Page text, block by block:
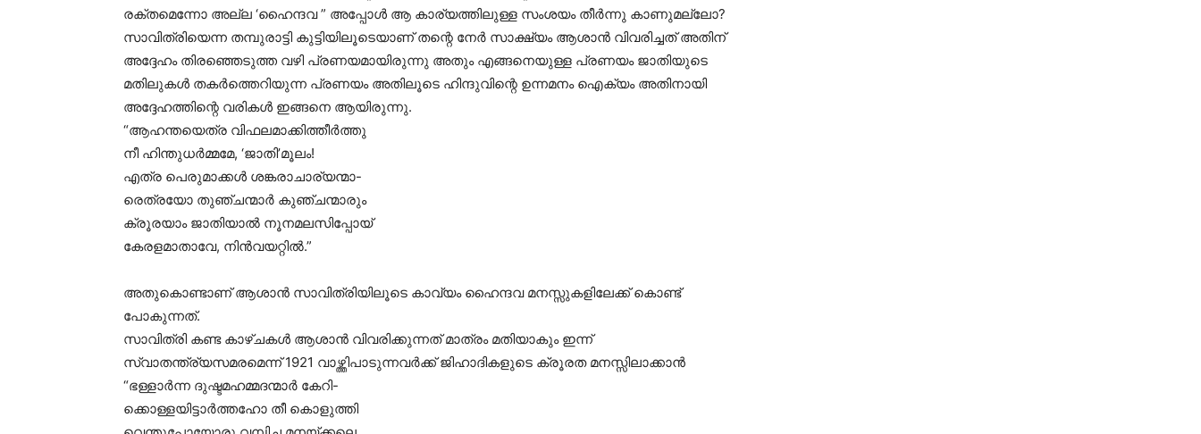
രക്തമെന്നോ അല്ല ‘ഹൈന്ദവ ” അപ്പോൾ ആ കാര്യത്തിലുള്ള സംശയം തീർന്നു കാണുമല്ലോ?
സാവിത്രിയെന്ന തമ്പുരാട്ടി കുട്ടിയിലൂടെയാണ് തന്റെ നേർ സാക്ഷ്യം ആശാൻ വിവരിച്ചത് അതിന്
അദ്ദേഹം തിരഞ്ഞെടുത്ത വഴി പ്രണയമായിരുന്നു അതും എങ്ങനെയുള്ള പ്രണയം ജാതിയുടെ
മതിലുകൾ തകർത്തെറിയുന്ന പ്രണയം അതിലൂടെ ഹിന്ദുവിന്റെ ഉന്നമനം ഐക്യം അതിനായി
അദ്ദേഹത്തിന്റെ വരികൾ ഇങ്ങനെ ആയിരുന്നു.
“ആഹന്തയെത്ര വിഫലമാക്കിത്തീർത്തു
നീ ഹിന്തുധർമ്മമേ, ‘ജാതി’മൂലം!
എത്ര പെരുമാക്കൾ ശങ്കരാചാര്യന്മാ-
രെത്രയോ തുഞ്ചന്മാർ കുഞ്ചന്മാരും
ക്രൂരയാം ജാതിയാൽ നൂനമലസിപ്പോയ്
കേരളമാതാവേ, നിൻവയറ്റിൽ.”
അതുകൊണ്ടാണ് ആശാൻ സാവിത്രിയിലൂടെ കാവ്യം ഹൈന്ദവ മനസ്സുകളിലേക്ക് കൊണ്ട്
പോകുന്നത്.
സാവിത്രി കണ്ട കാഴ്ചകൾ ആശാൻ വിവരിക്കുന്നത് മാത്രം മതിയാകും ഇന്ന്
സ്വാതന്ത്ര്യസമരമെന്ന് 1921 വാഴ്ത്തിപാടുന്നവർക്ക് ജിഹാദികളുടെ ക്രൂരത മനസ്സിലാക്കാൻ
“ഭള്ളാർന്ന ദുഷ്ടമഹമ്മദന്മാർ കേറി-
ക്കൊള്ളയിട്ടാർത്തഹോ തീ കൊളുത്തി